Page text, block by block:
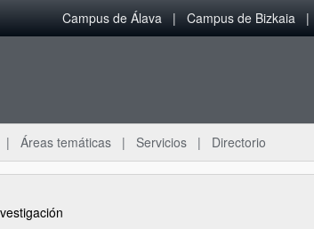
Campus de Álava Campus de Bizkaia
Áreas temáticas Servicios Directorio